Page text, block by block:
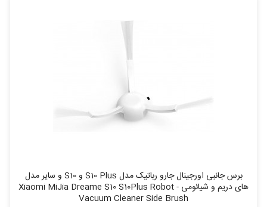
برس جانبی اورجینال جارو رباتیک مدل S10 Plus و S10 و سایر مدل
های دریم و شیائومی - Xiaomi MiJia Dreame S10 S10Plus Robot
Vacuum Cleaner Side Brush